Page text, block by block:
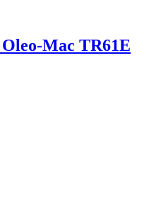
Mac TR61E